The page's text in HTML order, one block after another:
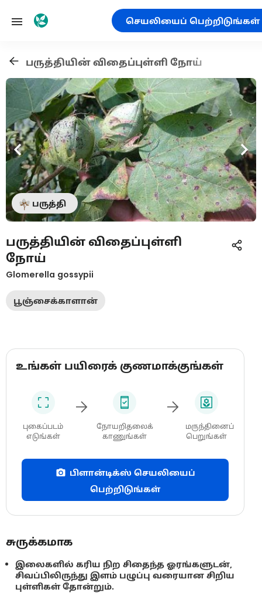
செயலியைப் பெற்றிடுங்கள்
பருத்தியின் விதைப்புள்ளி நோய்
பருத்தி
பருத்தியின் விதைப்புள்ளி
நோய்
Glomerella gossypii
பூஞ்சைக்காளான்
உங்கள் பயிரைக் குணமாக்குங்கள்
புகைப்படம்
எடுங்கள்
நோயறிதலைக்
காணுங்கள்
மருந்தினைப்
பெறுங்கள்
பிளான்டிக்ஸ் செயலியைப்
பெற்றிடுங்கள்
சுருக்கமாக
இலைகளில் கரிய நிற சிதைந்த ஓரங்களுடன்,
சிவப்பிலிருந்து இளம் பழுப்பு வரையான சிறிய
புள்ளிகள் தோன்றும்.